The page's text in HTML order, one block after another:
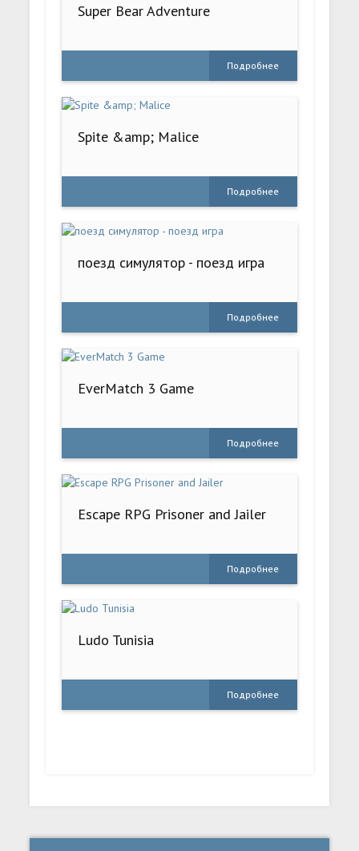
Super Bear Adventure
Подробнее
Spite &amp; Malice
Подробнее
поезд симулятор - поезд игра
Подробнее
EverMatch 3 Game
Подробнее
Escape RPG Prisoner and Jailer
Подробнее
Ludo Tunisia
Подробнее